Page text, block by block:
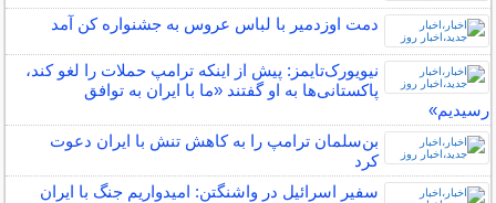
دمت‌ اوزدمیر با لباس عروس به جشنواره کن آمد
نیویورک‌تایمز: پیش از اینکه ترامپ حملات را لغو کند،
پاکستانی‌ها به او گفتند «ما با ایران به توافق
رسیدیم»
بن‌سلمان ترامپ را به کاهش تنش با ایران دعوت
کرد
سفیر اسرائیل در واشنگتن: امیدواریم جنگ با ایران